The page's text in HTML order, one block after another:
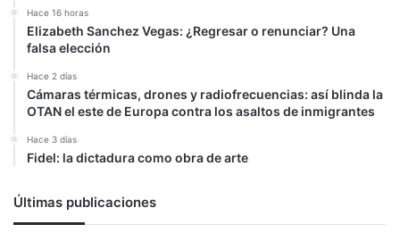
Hace 16 horas
Elizabeth Sanchez Vegas: ¿Regresar o renunciar? Una
falsa elección
Hace 2 días
Cámaras térmicas, drones y radiofrecuencias: así blinda la
OTAN el este de Europa contra los asaltos de inmigrantes
Hace 3 días
Fidel: la dictadura como obra de arte
Últimas publicaciones